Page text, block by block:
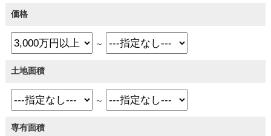
価格
～
土地面積
～
専有面積